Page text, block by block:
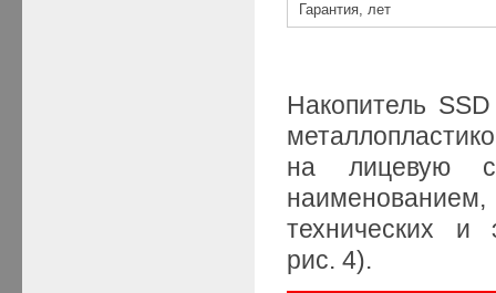
Гарантия, лет
Накопитель
на лицевую
технических и
рис. 4).